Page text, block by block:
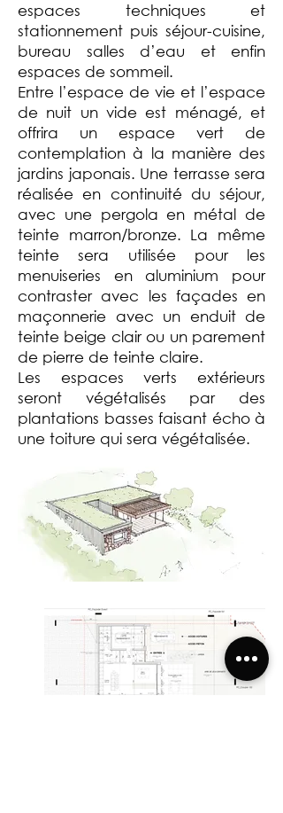
espaces techniques et
stationnement puis séjour-cuisine,
bureau salles d’eau et enfin
espaces de sommeil.
Entre l’espace de vie et l’espace
de nuit un vide est ménagé, et
offrira un espace vert de
contemplation à la manière des
jardins japonais. Une terrasse sera
réalisée en continuité du séjour,
avec une pergola en métal de
teinte marron/bronze. La même
teinte sera utilisée pour les
menuiseries en aluminium pour
contraster avec les façades en
maçonnerie avec un enduit de
teinte beige clair ou un parement
de pierre de teinte claire.
Les espaces verts extérieurs
seront végétalisés par des
plantations basses faisant écho à
une toiture qui sera végétalisée.